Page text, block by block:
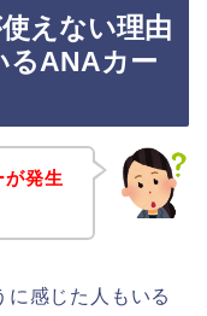
えない理由
るANAカー
発生
に感じた人もいる